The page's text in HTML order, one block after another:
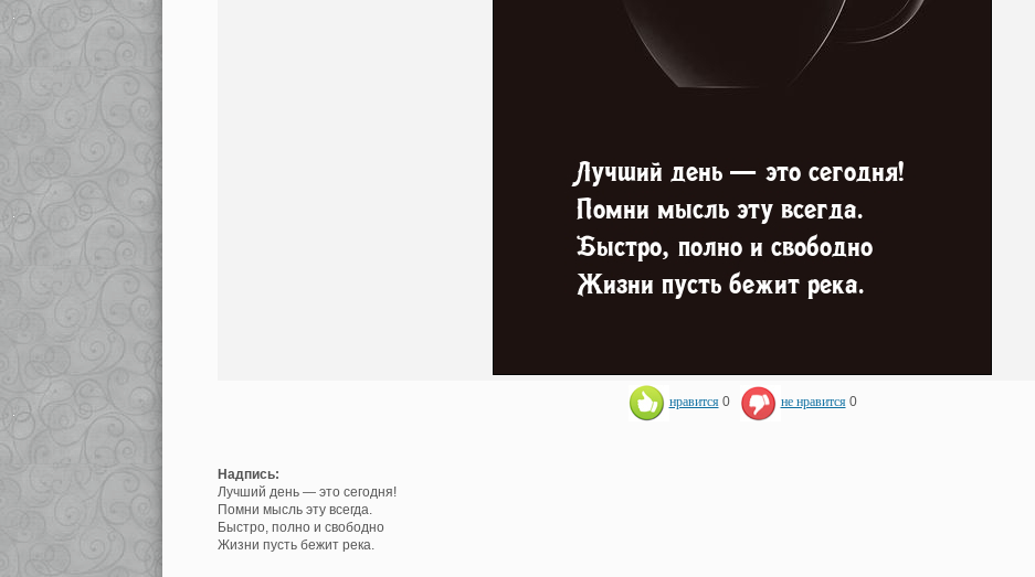
нравится 0 не нравится 0
Надпись:
Лучший день — это сегодня!
Помни мысль эту всегда.
Быстро, полно и свободно
Жизни пусть бежит река.